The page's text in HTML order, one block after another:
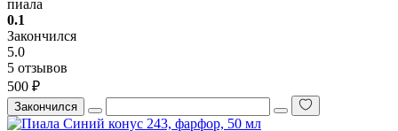
пиала
0.1
Закончился
5.0
5 отзывов
500 ₽
Закончился